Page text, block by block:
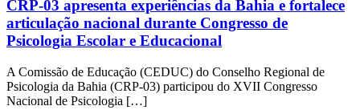
CRP-03 apresenta experiências da Bahia e fortalece
articulação nacional durante Congresso de
Psicologia Escolar e Educacional
A Comissão de Educação (CEDUC) do Conselho Regional de
Psicologia da Bahia (CRP-03) participou do XVII Congresso
Nacional de Psicologia […]